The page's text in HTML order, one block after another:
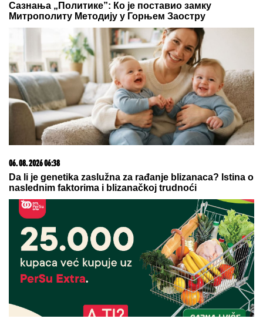
Сазнања „Политике”: Ко је поставио замку
Митрополиту Методију у Горњем Заостру
06. 08. 2026 06:38
Da li je genetika zaslužna za rađanje blizanaca? Istina o
naslednim faktorima i blizanačkoj trudnoći